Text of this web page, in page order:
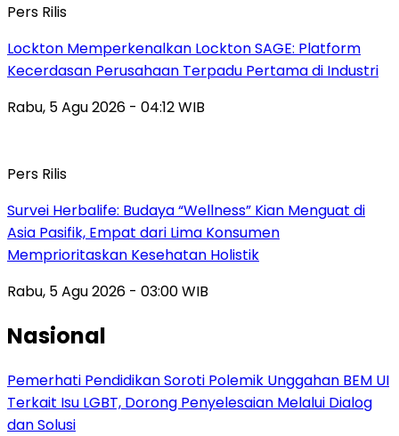
Pers Rilis
Lockton Memperkenalkan Lockton SAGE: Platform
Kecerdasan Perusahaan Terpadu Pertama di Industri
Rabu, 5 Agu 2026 - 04:12 WIB
Pers Rilis
Survei Herbalife: Budaya “Wellness” Kian Menguat di
Asia Pasifik, Empat dari Lima Konsumen
Memprioritaskan Kesehatan Holistik
Rabu, 5 Agu 2026 - 03:00 WIB
Nasional
Pemerhati Pendidikan Soroti Polemik Unggahan BEM UI
Terkait Isu LGBT, Dorong Penyelesaian Melalui Dialog
dan Solusi